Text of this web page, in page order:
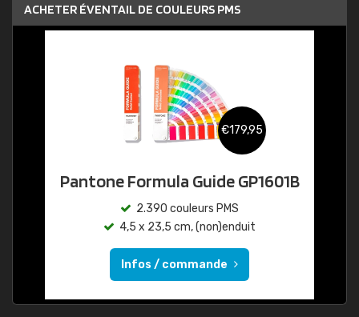
ACHETER ÉVENTAIL DE COULEURS PMS
€179,95
Pantone Formula Guide GP1601B
2.390 couleurs PMS
4,5 x 23,5 cm, (non)enduit
Infos / commande